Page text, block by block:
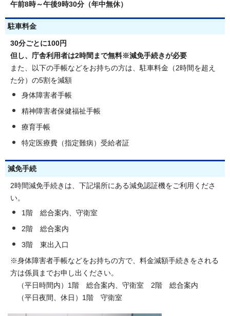
午前8時～午後9時30分（年中無休）
駐車料金
30分ごとに100円
但し、庁舎利用者は2時間まで無料※減免手続きが必要
また、以下の手帳などをお持ちの方は、駐車料金（2時間を超え
た分）の5割を減額
身体障害者手帳
精神障害者保健福祉手帳
療育手帳
特定医療費（指定難病）受給者証
減免手続
2時間減免手続きは、下記場所にある減免認証機をご利用くださ
い。
1階 総合案内、守衛室
2階 総合案内
3階 東出入口
※身体障害者手帳などをお持ちの方で、料金減額手続きをされる
方は係員までお申し出ください。
（平日時間内）1階 総合案内、守衛室 2階 総合案内
（平日夜間、休日）1階 守衛室